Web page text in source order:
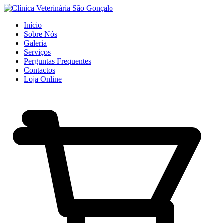
Início
Sobre Nós
Galeria
Serviços
Perguntas Frequentes
Contactos
Loja Online